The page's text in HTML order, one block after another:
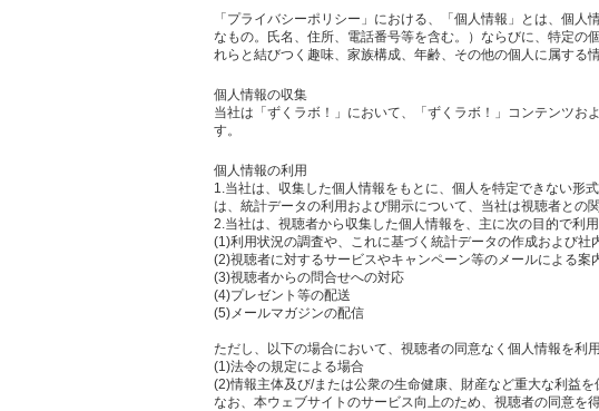
「プライバシーポリシー」における、「個人情報」とは、個
なもの。氏名、住所、電話番号等を含む。）ならびに、特定の
れらと結びつく趣味、家族構成、年齢、その他の個人に属する
個人情報の収集
当社は「ずくラボ！」において、「ずくラボ！」コンテンツお
す。
個人情報の利用
1.当社は、収集した個人情報をもとに、個人を特定できない形
は、統計データの利用および開示について、当社は視聴者との
2.当社は、視聴者から収集した個人情報を、主に次の目的で利用
(1)利用状況の調査や、これに基づく統計データの作成および社
(2)視聴者に対するサービスやキャンペーン等のメールによる案
(3)視聴者からの問合せへの対応
(4)プレゼント等の配送
(5)メールマガジンの配信
ただし、以下の場合において、視聴者の同意なく個人情報を利
(1)法令の規定による場合
(2)情報主体及び/または公衆の生命健康、財産など重大な利益を
なお、本ウェブサイトのサービス向上のため、視聴者の同意を